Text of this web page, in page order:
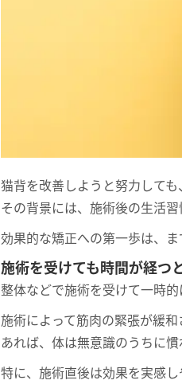
猫背を改善しようと努力して
その背景には、施術後の生活
効果的な矯正への第一歩は、
施術を受けても時間が経つ
整体などで施術を受けて一時
施術によって筋肉の緊張が緩
あれば、体は無意識のうちに
特に、施術直後は効果を実感